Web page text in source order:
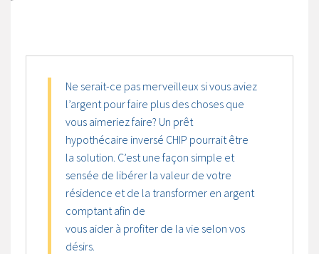
Ne serait-ce pas merveilleux si vous aviez
l’argent pour faire plus des choses que
vous aimeriez faire? Un prêt
hypothécaire inversé CHIP pourrait être
la solution. C’est une façon simple et
sensée de libérer la valeur de votre
résidence et de la transformer en argent
comptant afin de
vous aider à profiter de la vie selon vos
désirs.